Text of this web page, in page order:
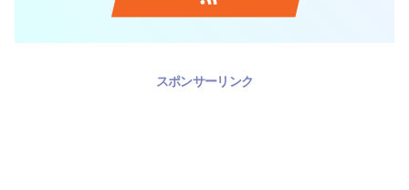
スポンサーリンク